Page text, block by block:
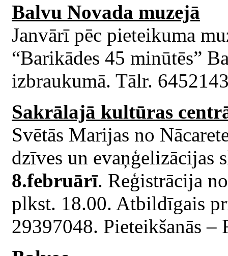
Balvu Novada muzejā
Janvārī pēc pieteikuma
“Barikādes 45 minūtēs”
izbraukumā. Tālr.
Sakrālajā kultūras
Svētās Marijas no
dzīves un evaņģelizācijas
8.februārī. Reģistrācija
plkst. 18.00. Atbildīgais
29397048. Pieteikšanās –